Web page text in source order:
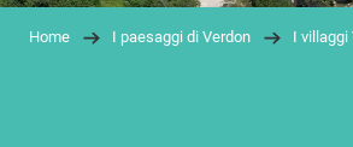
Home I paesaggi di Verdon I villaggi